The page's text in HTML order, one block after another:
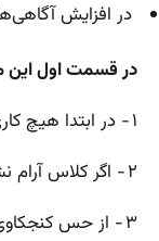
در افزایش
در قسمت اول این
۱ - در ابتدا هیچ کاری نکنید. در جای خود بی‌حرکت و ساکت بایستید، ابتدا نزدیک‌ترین دانش‌آموز به وجود شما پی خواهد برد. چند لحظه صبر کنید، رفته‌رفته به دیگران رسیده و کلاس آرام خواهد شد.
۲ - اگر کلاس آرام نشد فریاد نکشید. با صدایی آهسته با دو سه نفر از شاگردانی که به نظر می‌رسد آمادگی گوش دادن به شما را دارند شروع به صحبت کنید.
۳ - از حس